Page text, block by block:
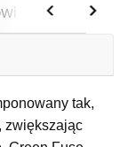
tak,
zwiększając